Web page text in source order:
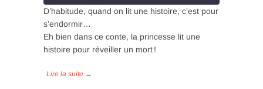
RSS FEED
SHARE
LINK
EMBED
D’habitude, quand on lit une histoire, c’est pour
s’endormir…
Eh bien dans ce conte, la princesse lit une
histoire pour réveiller un mort !